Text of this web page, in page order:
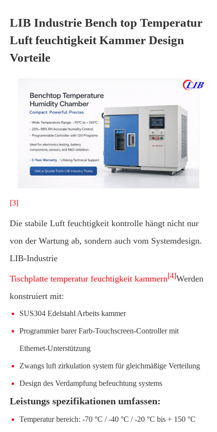
LIB Industrie Bench top Temperatur
Luft feuchtigkeit Kammer Design
Vorteile
[3]
Die stabile Luft feuchtigkeit kontrolle hängt nicht nur
von der Wartung ab, sondern auch vom Systemdesign.
LIB-Industrie
Tischplatte temperatur feuchtigkeit kammern[4]Werden
konstruiert mit:
SUS304 Edelstahl Arbeits kammer
Programmier barer Farb-Touchscreen-Controller mit
Ethernet-Unterstützung
Zwangs luft zirkulation system für gleichmäßige Verteilung
Design des Verdampfung befeuchtung systems
Leistungs spezifikationen umfassen:
Temperatur bereich: -70 °C / -40 °C / -20 °C bis + 150 °C